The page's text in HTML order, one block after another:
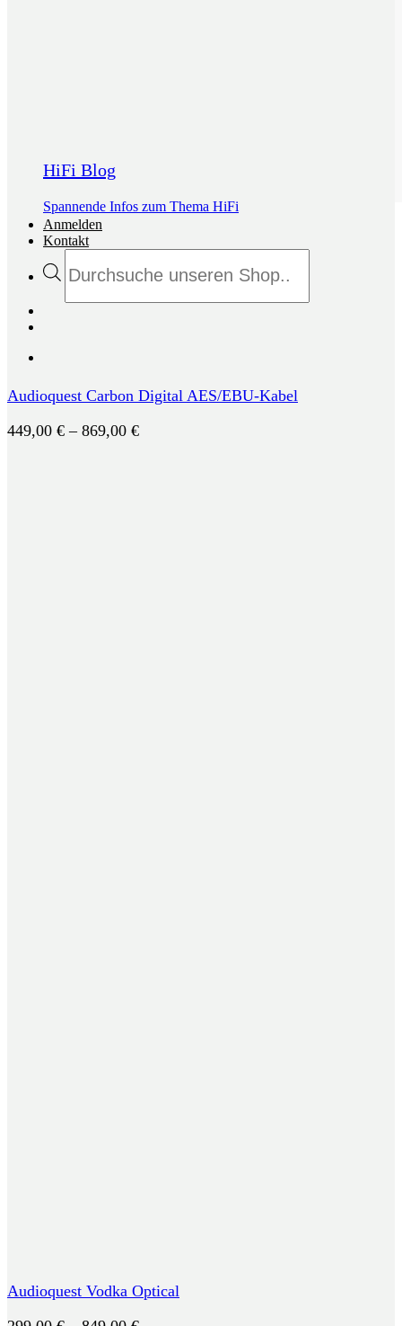
HiFi Blog
Spannende Infos zum Thema HiFi
Anmelden
Kontakt
search
Audioquest Carbon Digital AES/EBU-Kabel
449,00 € – 869,00 €Preisspanne:
Audioquest Vodka Optical